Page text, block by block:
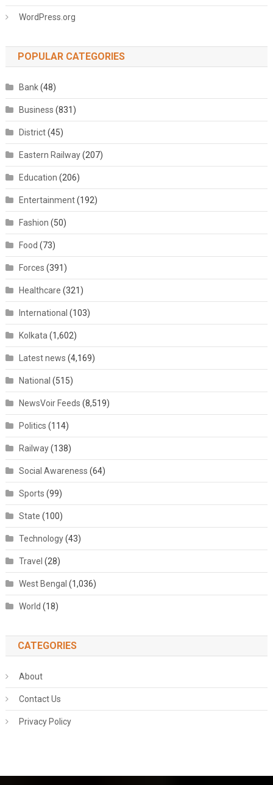
WordPress.org
POPULAR CATEGORIES
Bank(48)
Business (831)
District(45)
Eastern Railway(207)
Education (206)
Entertainment(192)
Fashion (50)
Food (73)
Forces (391)
Healthcare (321)
International (103)
Kolkata (1,602)
Latest news (4,169)
National (515)
NewsVoir Feeds (8,519)
Politics (114)
Railway(138)
Social Awareness (64)
Sports (99)
State (100)
Technology(43)
Travel (28)
West Bengal (1,036)
World (18)
CATEGORIES
About
Contact Us
Privacy Policy